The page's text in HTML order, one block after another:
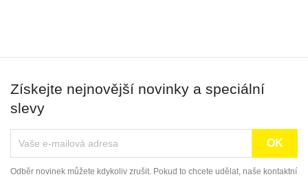
Získejte nejnovější novinky a speciální
slevy
Odběr novinek můžete kdykoliv zrušit. Pokud to chcete udělat, naše kontaktní